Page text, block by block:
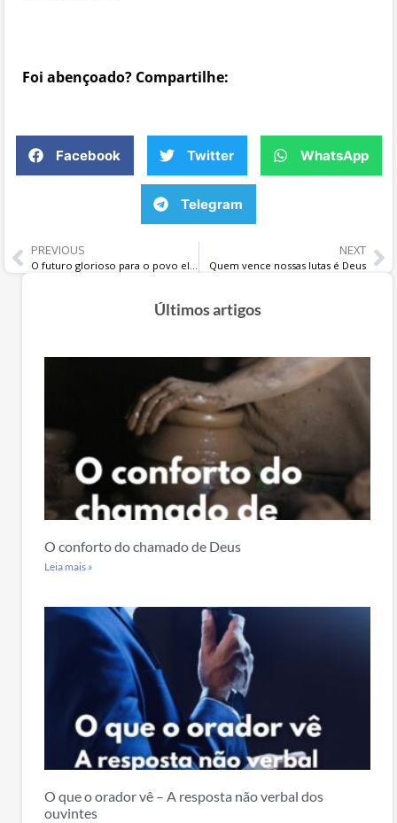
Foi abençoado? Compartilhe:
Facebook Twitter WhatsApp
Telegram
PREVIOUS
O futuro glorioso para o povo eleito de Deus
NEXT
Quem vence nossas lutas é Deus
Últimos artigos
O conforto do chamado de Deus
Leia mais »
O que o orador vê – A resposta não verbal dos
ouvintes